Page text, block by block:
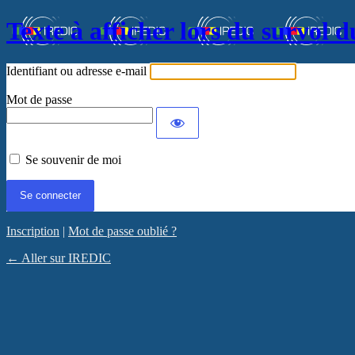
Texte à afficher lors du survol
Identifiant ou adresse e-mail
Mot de passe
Se souvenir de moi
Inscription | Mot de passe oublié ?
← Aller sur IREDIC